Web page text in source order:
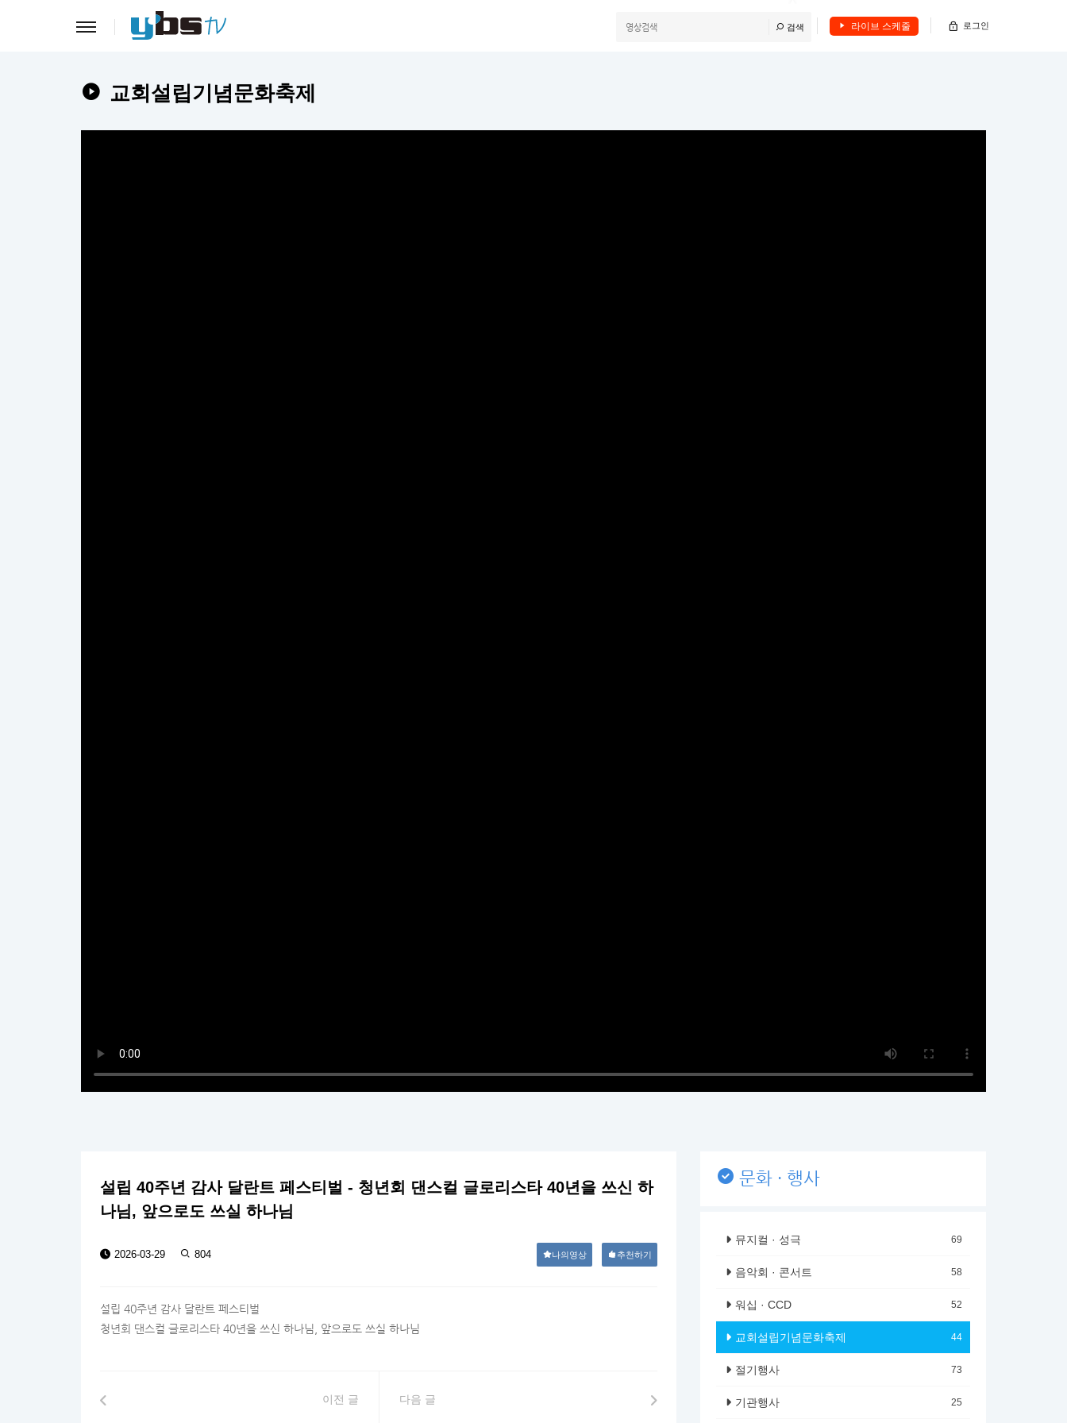
검색 라이브 스케줄 로그인
교회설립기념문화축제
설립 40주년 감사 달란트 페스티벌 - 청년회 댄스컬 글로리스타 40년을 쓰신 하
나님, 앞으로도 쓰실 하나님
2026-03-29 804 나의영상 추천하기
설립 40주년 감사 달란트 페스티벌
청년회 댄스컬 글로리스타 40년을 쓰신 하나님, 앞으로도 쓰실 하나님
이전 글 다음 글
문화 · 행사
뮤지컬 · 성극 69
음악회 · 콘서트 58
워십 · CCD 52
교회설립기념문화축제 44
절기행사 73
기관행사 25